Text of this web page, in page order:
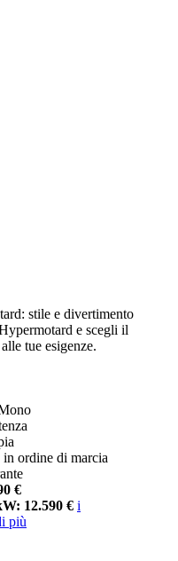
stile e divertimento
e scegli il
tue esigenze.
in ordine di marcia
€
12.590 € i
più